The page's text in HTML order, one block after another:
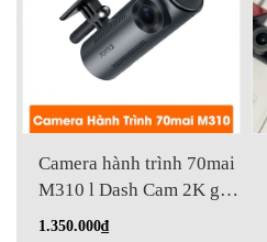
Camera hành trình 70mai
M310 l Dash Cam 2K giá
rẻ
1.350.000₫